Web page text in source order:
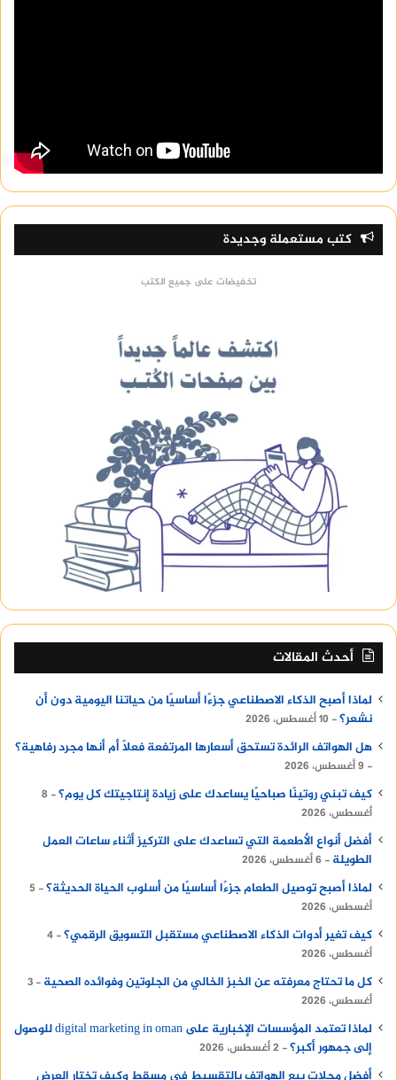
كتب مستعملة وجديدة
تخفيضات على جميع الكتب
أحدث المقالات
لماذا أصبح الذكاء الاصطناعي جزءًا أساسيًا من حياتنا اليومية دون أن
نشعر؟
10 أغسطس، 2026
هل الهواتف الرائدة تستحق أسعارها المرتفعة فعلًا أم أنها مجرد رفاهية؟
9 أغسطس، 2026
كيف تبني روتينًا صباحيًا يساعدك على زيادة إنتاجيتك كل يوم؟
8
أغسطس، 2026
أفضل أنواع الأطعمة التي تساعدك على التركيز أثناء ساعات العمل
الطويلة
6 أغسطس، 2026
لماذا أصبح توصيل الطعام جزءًا أساسيًا من أسلوب الحياة الحديثة؟
5
أغسطس، 2026
كيف تغير أدوات الذكاء الاصطناعي مستقبل التسويق الرقمي؟ 4
أغسطس، 2026
كل ما تحتاج معرفته عن الخبز الخالي من الجلوتين وفوائده الصحية
3
أغسطس، 2026
لماذا تعتمد المؤسسات الإخبارية على digital marketing in oman للوصول
إلى جمهور أكبر؟ 2 أغسطس، 2026